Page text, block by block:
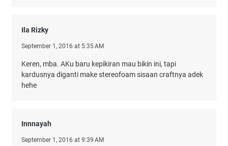
Ila Rizky
September 1, 2016 at 5:35 AM
Keren, mba. AKu baru kepikiran mau bikin ini, tapi
kardusnya diganti make stereofoam sisaan craftnya adek
hehe
Innnayah
September 1, 2016 at 9:39 AM